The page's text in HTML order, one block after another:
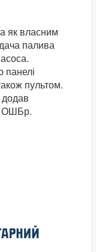
як власним
палива
панелі
пультом.
ОШБр.